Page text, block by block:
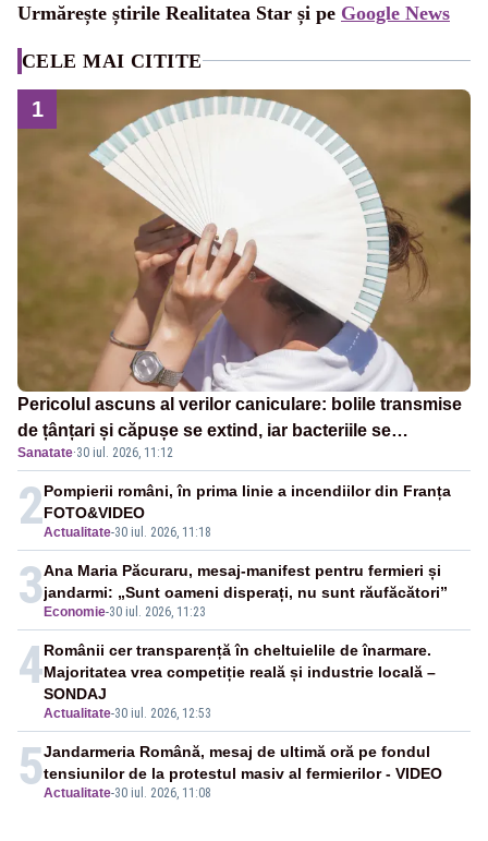
Urmărește știrile Realitatea Star și pe Google News
CELE MAI CITITE
1
Pericolul ascuns al verilor caniculare: bolile transmise
de țânțari și căpușe se extind, iar bacteriile se
înmulțesc mai ușor
Sanatate·30 iul. 2026, 11:12
2Actualitate-30 iul. 2026, 11:18
Pompierii români, în prima linie a incendiilor din Franța
FOTO&VIDEO
3 Economie-30 iul. 2026, 11:23
Ana Maria Păcuraru, mesaj-manifest pentru fermieri și
jandarmi: „Sunt oameni disperați, nu sunt răufăcători”
4
Actualitate-30 iul. 2026, 12:53
Românii cer transparență în cheltuielile de înarmare.
Majoritatea vrea competiție reală și industrie locală –
SONDAJ
5Actualitate-30 iul. 2026, 11:08
Jandarmeria Română, mesaj de ultimă oră pe fondul
tensiunilor de la protestul masiv al fermierilor - VIDEO